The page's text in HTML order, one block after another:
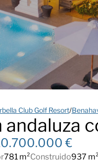
Club Golf Resort/
€
781 m²Construido937 m²